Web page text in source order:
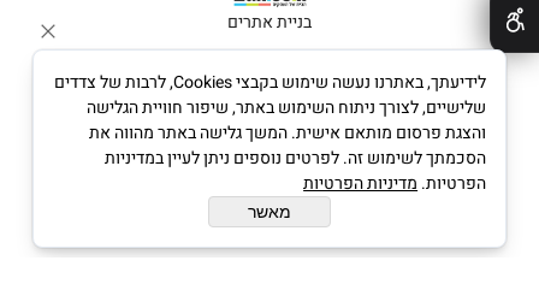
בניית אתרים
לידיעתך, באתרנו נעשה שימוש בקבצי Cookies, לרבות של צדדים
שלישיים, לצורך ניתוח השימוש באתר, שיפור חוויית הגלישה
והצגת פרסום מותאם אישית. המשך גלישה באתר מהווה את
הסכמתך לשימוש זה. לפרטים נוספים ניתן לעיין במדיניות
הפרטיות. מדיניות הפרטיות
מאשר